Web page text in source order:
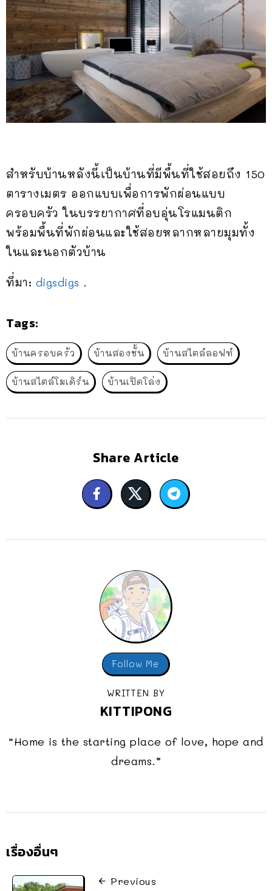
สำหรับบ้านหลังนี้เป็นบ้านที่มีพื้นที่ใช้สอยถึง 150
ตารางเมตร ออกแบบเพื่อการพักผ่อนแบบ
ครอบครัว ในบรรยากาศที่อบอุ่นโรแมนติก
พร้อมพื้นที่พักผ่อนและใช้สอยหลากหลายมุมทั้ง
ในและนอกตัวบ้าน
ที่มา: digsdigs .
Tags:
บ้านครอบครัว บ้านสองชั้น บ้านสไตล์ลอฟท์
บ้านสไตล์โมเดิร์น บ้านเปิดโล่ง
Share Article
Follow Me
WRITTEN BY
KITTIPONG
“Home is the starting place of love, hope and
dreams.”
เรื่องอื่นๆ
Previous